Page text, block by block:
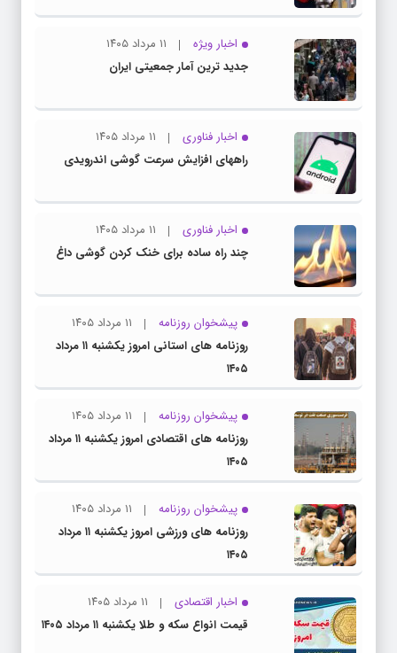
اخبار ویژه
۱۱ مرداد ۱۴۰۵
جدید ترین آمار جمعیتی ایران
اخبار فناوری
۱۱ مرداد ۱۴۰۵
راههای افزایش سرعت گوشی اندرویدی
اخبار فناوری
۱۱ مرداد ۱۴۰۵
چند راه‌ ساده برای خنک کردن گوشی داغ
پیشخوان روزنامه
۱۱ مرداد ۱۴۰۵
روزنامه های استانی امروز یکشنبه ۱۱ مرداد
۱۴۰۵
پیشخوان روزنامه
۱۱ مرداد ۱۴۰۵
روزنامه های اقتصادی امروز یکشنبه ۱۱ مرداد
۱۴۰۵
پیشخوان روزنامه
۱۱ مرداد ۱۴۰۵
روزنامه های ورزشی امروز یکشنبه ۱۱ مرداد
۱۴۰۵
اخبار اقتصادی
۱۱ مرداد ۱۴۰۵
قیمت انواع سکه و طلا یکشنبه ۱۱ مرداد ۱۴۰۵